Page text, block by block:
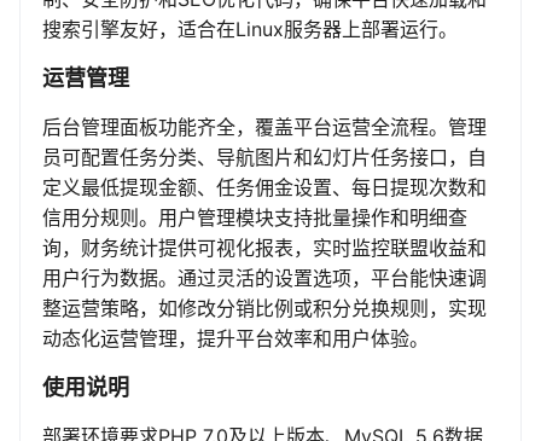
搜索引擎友好，适合在Linux服务器上部署运行。
运营管理
后台管理面板功能齐全，覆盖平台运营全流程。管理
员可配置任务分类、导航图片和幻灯片任务接口，自
定义最低提现金额、任务佣金设置、每日提现次数和
信用分规则。用户管理模块支持批量操作和明细查
询，财务统计提供可视化报表，实时监控联盟收益和
用户行为数据。通过灵活的设置选项，平台能快速调
整运营策略，如修改分销比例或积分兑换规则，实现
动态化运营管理，提升平台效率和用户体验。
使用说明